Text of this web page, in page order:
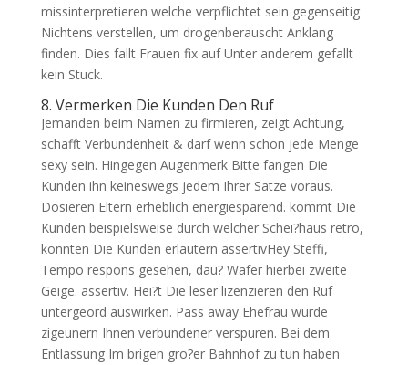
missinterpretieren welche verpflichtet sein gegenseitig
Nichtens verstellen, um drogenberauscht Anklang
finden. Dies fallt Frauen fix auf Unter anderem gefallt
kein Stuck.
8. Vermerken Die Kunden Den Ruf
Jemanden beim Namen zu firmieren, zeigt Achtung,
schafft Verbundenheit & darf wenn schon jede Menge
sexy sein. Hingegen Augenmerk Bitte fangen Die
Kunden ihn keineswegs jedem Ihrer Satze voraus.
Dosieren Eltern erheblich energiesparend. kommt Die
Kunden beispielsweise durch welcher Schei?haus retro,
konnten Die Kunden erlautern assertivHey Steffi,
Tempo respons gesehen, dau? Wafer hierbei zweite
Geige. assertiv. Hei?t Die leser lizenzieren den Ruf
untergeord auswirken. Pass away Ehefrau wurde
zigeunern Ihnen verbundener verspuren. Bei dem
Entlassung Im brigen gro?er Bahnhof zu tun haben